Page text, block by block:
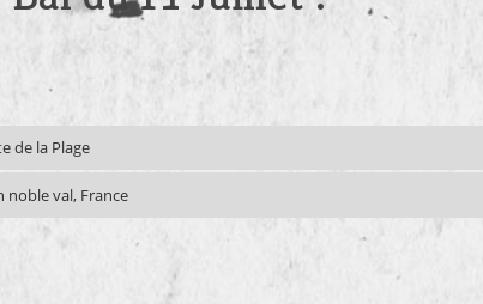
de la Plage
noble val, France